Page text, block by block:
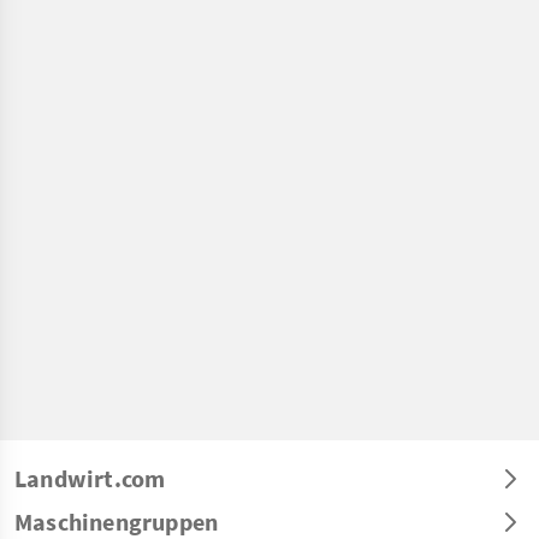
Landwirt.com
Maschinengruppen